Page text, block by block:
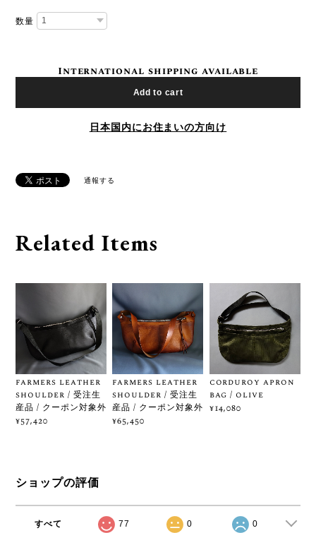
数量
International shipping available
Add to cart
日本国内にお住まいの方向け
通報する
Related Items
farmers leather
shoulder / 受注生
産品 / クーポン対象外
¥57,420
farmers leather
shoulder / 受注生
産品 / クーポン対象外
¥65,450
corduroy apron
bag / olive
¥14,080
ショップの評価
すべて 77 0 0